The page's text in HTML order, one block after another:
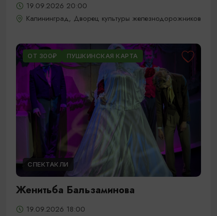
19.09.2026 20:00
Калининград, Дворец культуры железнодорожников
ОТ 300₽ ПУШКИНСКАЯ КАРТА
СПЕКТАКЛИ
Женитьба Бальзаминова
19.09.2026 18:00